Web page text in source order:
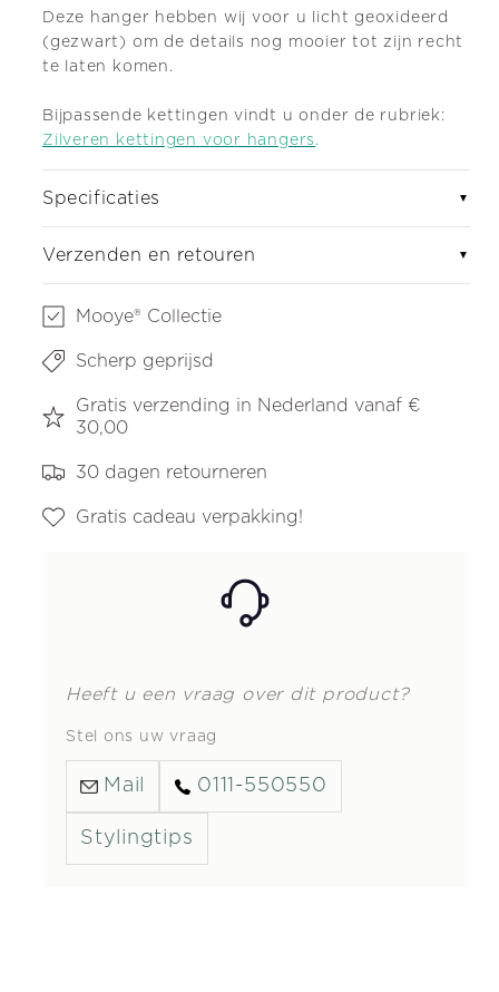
Deze hanger hebben wij voor u licht geoxideerd
(gezwart) om de details nog mooier tot zijn recht
te laten komen.
Bijpassende kettingen vindt u onder de rubriek:
Zilveren kettingen voor hangers .
Specificaties ▼
Verzenden en retouren ▼
Mooye® Collectie
Scherp geprijsd
Gratis verzending in Nederland vanaf €
30,00
30 dagen retourneren
Gratis cadeau verpakking!
Heeft u een vraag over dit product?
Stel ons uw vraag
Mail 0111-550550
Stylingtips